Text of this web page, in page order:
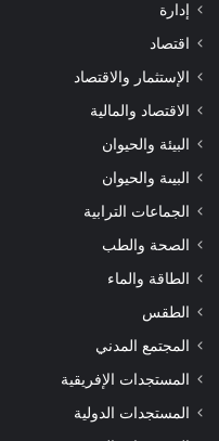
إدارة
اقتصاد
الإستثمار والاقتصاد
الاقتصاد والمالية
البيئة والحيوان
البيىة والحيوان
الجماعات الترابية
الصحة والطب
الطاقة والماء
الطقس
المجتمع المدني
المستجدات الإفريقية
المستجدات الدولية